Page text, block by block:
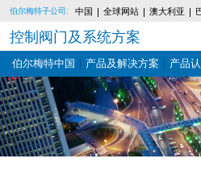
伯尔梅特子公司: 中国 全球网站 澳大利亚
控制阀门及系统方案
伯尔梅特中国 产品及解决方案 产品